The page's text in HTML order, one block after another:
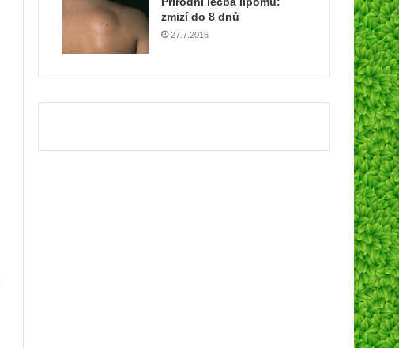
zmizí do 8 dnů
27.7.2016